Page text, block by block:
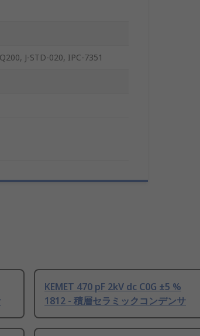
J-STD-020, IPC-7351
KEMET 470 pF 2kV dc C0G ±5 %
1812 - 積層セラミックコンデンサ